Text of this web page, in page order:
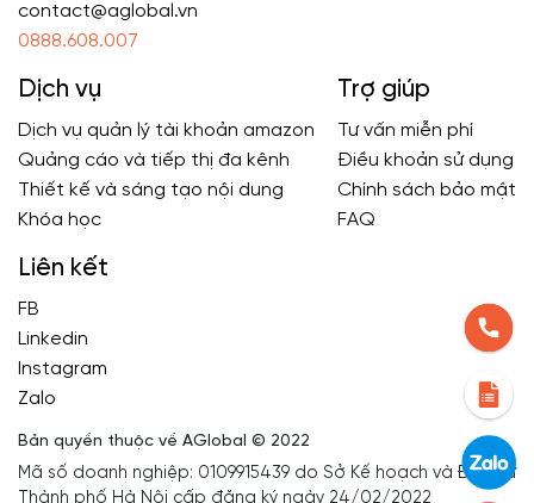
contact@aglobal.vn
0888.608.007
Dịch vụ
Dịch vụ quản lý tài khoản amazon
Quảng cáo và tiếp thị đa kênh
Thiết kế và sáng tạo nội dung
Khóa học
Trợ giúp
Tư vấn miễn phí
Điều khoản sử dụng
Chính sách bảo mật
FAQ
Liên kết
FB
Linkedin
Instagram
Zalo
Bản quyền thuộc về AGlobal © 2022
Mã số doanh nghiệp: 0109915439 do Sở Kế hoạch và Đầu Tư
Thành phố Hà Nội cấp đăng ký ngày 24/02/2022